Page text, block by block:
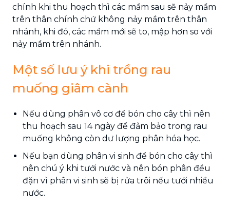
chính khi thu hoạch thì các mầm sau sẽ nảy mầm
trên thân chính chứ không nảy mầm trên thân
nhánh, khi đó, các mầm mới sẽ to, mập hơn so với
nảy mầm trên nhánh.
Một số lưu ý khi trồng rau
muống giâm cành
Nếu dùng phân vô cơ để bón cho cây thì nên
thu hoạch sau 14 ngày để đảm bảo trong rau
muống không còn dư lượng phân hóa học.
Nếu bạn dùng phân vi sinh để bón cho cây thì
nên chú ý khi tưới nước và nên bón phân đều
đặn vì phân vi sinh sẽ bị rửa trôi nếu tưới nhiều
nước.